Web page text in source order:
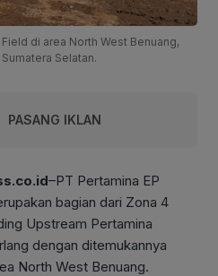
di area North West Benuang,
Selatan.
PASANG IKLAN
–PT Pertamina EP
bagian dari Zona 4
Upstream Pertamina
dengan ditemukannya
North West Benuang.